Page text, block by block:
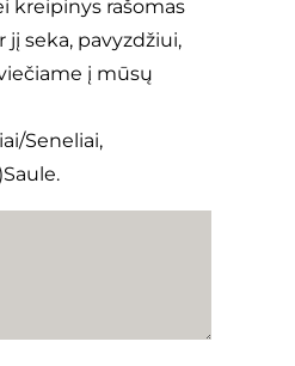
kreipinys rašomas
seka, pavyzdžiui,
į mūsų
Seneliai,